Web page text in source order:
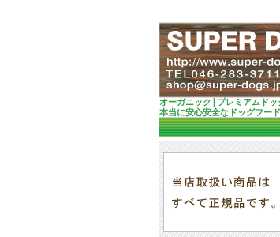
オーガニック|プレミアムド
本当に安心安全なドッグフー